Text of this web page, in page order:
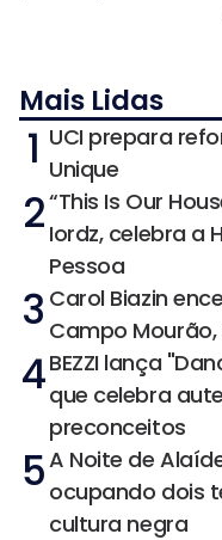
Mais Lidas
1 UCI prepara
Unique
2“This Is Our
Iordz, celebra a
Pessoa
3 Carol Biazin
Campo
4BEZZI lança
que celebra
preconceitos
5A Noite de
ocupando dois
cultura negra